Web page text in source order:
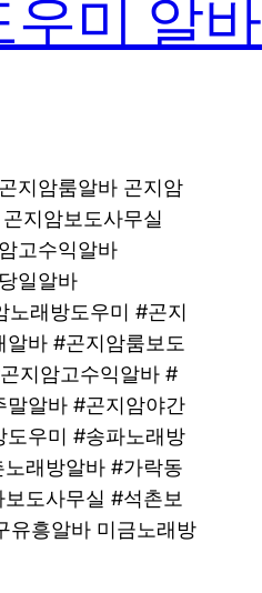
미 알바
지암룸알바 곤지암
지암보도사무실
고수익알바
일알바
래방도우미 #곤지
바 #곤지암룸보도
지암고수익알바 #
말알바 #곤지암야간
도우미 #송파노래방
래방알바 #가락동
도사무실 #석촌보
유흥알바 미금노래방